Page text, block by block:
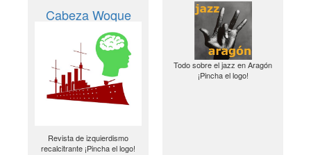
Cabeza Woque
Revista de izquierdismo
recalcitrante ¡Pincha el logo!
Todo sobre el jazz en Aragón
¡Pincha el logo!